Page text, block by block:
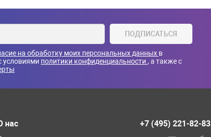
ПОДПИСАТЬСЯ
на обработку моих персональных данных в
условиями политики конфиденциальности , а также с
нас +7 (495) 221-82-83